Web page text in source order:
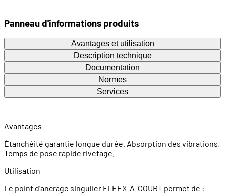
Panneau d'informations produits
Avantages et utilisation
Description technique
Documentation
Normes
Services
Avantages
Étanchéité garantie longue durée. Absorption des vibrations.
Temps de pose rapide rivetage.
Utilisation
Le point d'ancrage singulier FLEEX-A-COURT permet de :